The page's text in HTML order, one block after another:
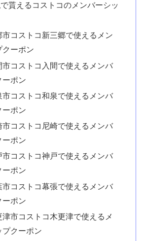
貰えるコストコのメンバーシッ
市コストコ新三郷で使えるメン
クーポン
市コストコ入間で使えるメンバ
ーポン
市コストコ和泉で使えるメンバ
ーポン
市コストコ尼崎で使えるメンバ
ーポン
市コストコ神戸で使えるメンバ
ーポン
市コストコ幕張で使えるメンバ
ーポン
市コストコ木更津で使えるメ
プクーポン